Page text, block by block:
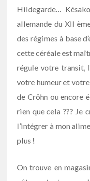
Hildegarde…
allemande du XII
des régimes à base
cette céréale est
régule votre transit,
votre humeur et
de Cröhn ou encore
rien que cela ??? Je
l’intégrer à mon
plus !
On trouve en